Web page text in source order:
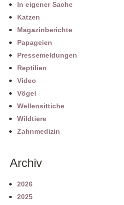
In eigener Sache
Katzen
Magazinberichte
Papageien
Pressemeldungen
Reptilien
Video
Vögel
Wellensittiche
Wildtiere
Zahnmedizin
Archiv
2026
2025